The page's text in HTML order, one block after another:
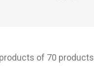
of 70 products